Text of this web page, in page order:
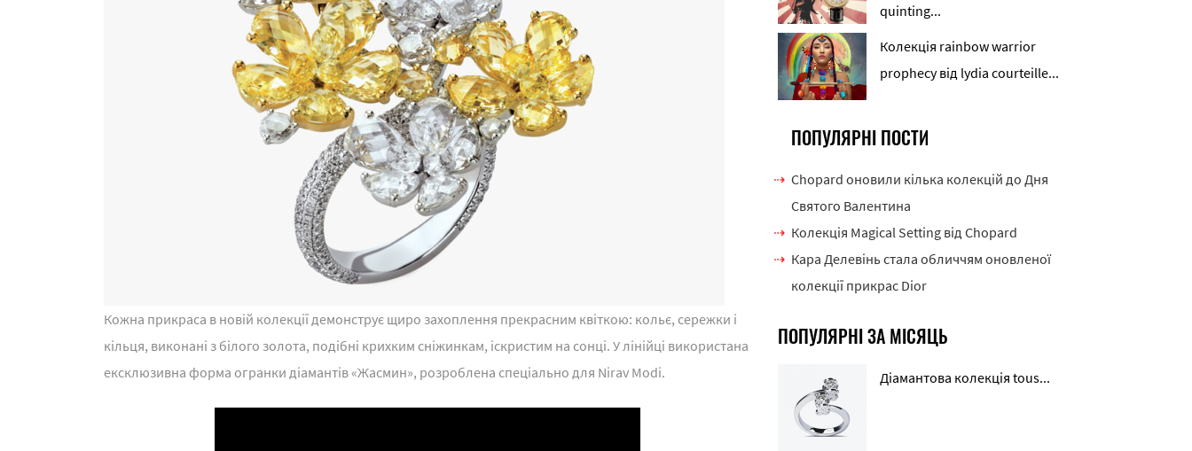
Кожна прикраса в новій колекції демонструє щиро захоплення прекрасним квіткою: кольє, сережки і
кільця, виконані з білого золота, подібні крихким сніжинкам, іскристим на сонці. У лінійці використана
ексклюзивна форма огранки діамантів «Жасмин», розроблена спеціально для Nirav Modi.
quinting...
Колекція rainbow warrior
prophecy від lydia courteille...
ПОПУЛЯРНІ ПОСТИ
Chopard оновили кілька колекцій до Дня
Святого Валентина
Колекція Magical Setting від Chopard
Кара Делевінь стала обличчям оновленої
колекції прикрас Dior
ПОПУЛЯРНІ ЗА МІСЯЦЬ
Діамантова колекція tous...